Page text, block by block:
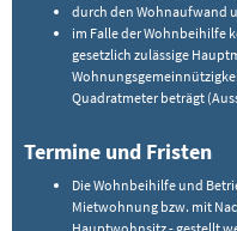
durch den Wohnaufwand
im Falle der Wohnbeihilfe
gesetzlich zulässige
Quadratmeter beträgt
Termine und Fristen
Die Wohnbeihilfe und
Mietwohnung bzw. mit